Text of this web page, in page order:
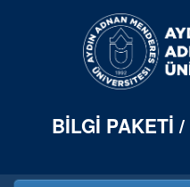
BILGI PAKETI